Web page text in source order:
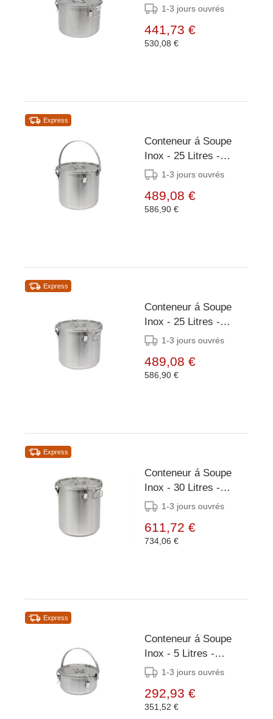
Poignées Latérales -
1-3 jours ouvrés
441,73 €
530,08 €
Express
Conteneur á Soupe
Inox - 25 Litres -
Grande Anse -
1-3 jours ouvrés
489,08 €
586,90 €
Express
Conteneur á Soupe
Inox - 25 Litres -
Poignées Latérales -
1-3 jours ouvrés
489,08 €
586,90 €
Express
Conteneur á Soupe
Inox - 30 Litres -
Poignées Latérales -
1-3 jours ouvrés
611,72 €
734,06 €
Express
Conteneur á Soupe
Inox - 5 Litres -
Grande Anse -
1-3 jours ouvrés
292,93 €
351,52 €